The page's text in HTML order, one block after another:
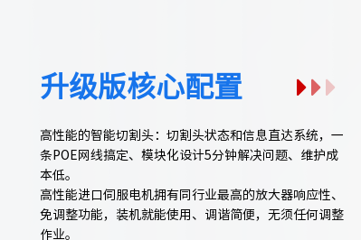
升级版核心配置
高性能的智能切割头：切割头状态和信息直达系统，一
条POE网线搞定、模块化设计5分钟解决问题、维护成
本低。
高性能进口伺服电机拥有同行业最高的放大器响应性、
免调整功能，装机就能使用、调谐简便，无须任何调整
作业。